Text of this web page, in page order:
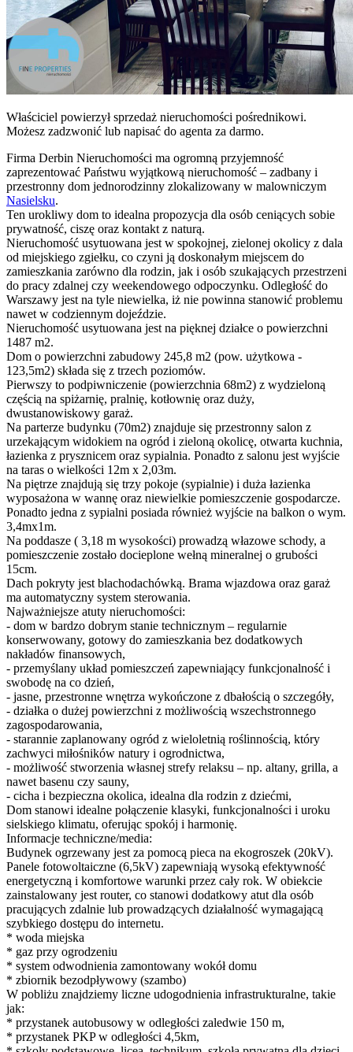
Właściciel powierzył sprzedaż nieruchomości pośrednikowi.
Możesz zadzwonić lub napisać do agenta za darmo.
Firma Derbin Nieruchomości ma ogromną przyjemność
zaprezentować Państwu wyjątkową nieruchomość – zadbany i
przestronny dom jednorodzinny zlokalizowany w malowniczym
Nasielsku.
Ten urokliwy dom to idealna propozycja dla osób ceniących sobie
prywatność, ciszę oraz kontakt z naturą.
Nieruchomość usytuowana jest w spokojnej, zielonej okolicy z dala
od miejskiego zgiełku, co czyni ją doskonałym miejscem do
zamieszkania zarówno dla rodzin, jak i osób szukających przestrzeni
do pracy zdalnej czy weekendowego odpoczynku. Odległość do
Warszawy jest na tyle niewielka, iż nie powinna stanowić problemu
nawet w codziennym dojeździe.
Nieruchomość usytuowana jest na pięknej działce o powierzchni
1487 m2.
Dom o powierzchni zabudowy 245,8 m2 (pow. użytkowa -
123,5m2) składa się z trzech poziomów.
Pierwszy to podpiwniczenie (powierzchnia 68m2) z wydzieloną
częścią na spiżarnię, pralnię, kotłownię oraz duży,
dwustanowiskowy garaż.
Na parterze budynku (70m2) znajduje się przestronny salon z
urzekającym widokiem na ogród i zieloną okolicę, otwarta kuchnia,
łazienka z prysznicem oraz sypialnia. Ponadto z salonu jest wyjście
na taras o wielkości 12m x 2,03m.
Na piętrze znajdują się trzy pokoje (sypialnie) i duża łazienka
wyposażona w wannę oraz niewielkie pomieszczenie gospodarcze.
Ponadto jedna z sypialni posiada również wyjście na balkon o wym.
3,4mx1m.
Na poddasze ( 3,18 m wysokości) prowadzą włazowe schody, a
pomieszczenie zostało docieplone wełną mineralnej o grubości
15cm.
Dach pokryty jest blachodachówką. Brama wjazdowa oraz garaż
ma automatyczny system sterowania.
Najważniejsze atuty nieruchomości:
- dom w bardzo dobrym stanie technicznym – regularnie
konserwowany, gotowy do zamieszkania bez dodatkowych
nakładów finansowych,
- przemyślany układ pomieszczeń zapewniający funkcjonalność i
swobodę na co dzień,
- jasne, przestronne wnętrza wykończone z dbałością o szczegóły,
- działka o dużej powierzchni z możliwością wszechstronnego
zagospodarowania,
- starannie zaplanowany ogród z wieloletnią roślinnością, który
zachwyci miłośników natury i ogrodnictwa,
- możliwość stworzenia własnej strefy relaksu – np. altany, grilla, a
nawet basenu czy sauny,
- cicha i bezpieczna okolica, idealna dla rodzin z dziećmi,
Dom stanowi idealne połączenie klasyki, funkcjonalności i uroku
sielskiego klimatu, oferując spokój i harmonię.
Informacje techniczne/media:
Budynek ogrzewany jest za pomocą pieca na ekogroszek (20kV).
Panele fotowoltaiczne (6,5kV) zapewniają wysoką efektywność
energetyczną i komfortowe warunki przez cały rok. W obiekcie
zainstalowany jest router, co stanowi dodatkowy atut dla osób
pracujących zdalnie lub prowadzących działalność wymagającą
szybkiego dostępu do internetu.
* woda miejska
* gaz przy ogrodzeniu
* system odwodnienia zamontowany wokół domu
* zbiornik bezodpływowy (szambo)
W pobliżu znajdziemy liczne udogodnienia infrastrukturalne, takie
jak:
* przystanek autobusowy w odległości zaledwie 150 m,
* przystanek PKP w odległości 4,5km,